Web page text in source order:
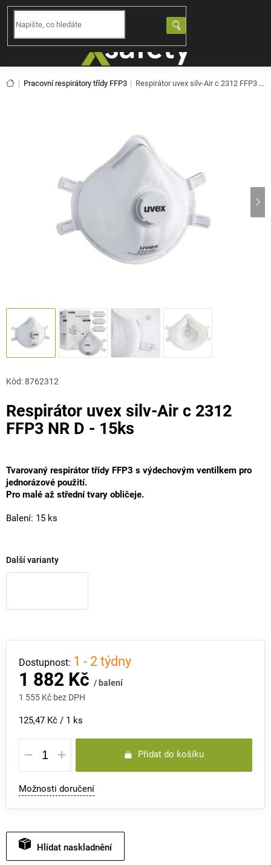
Přejít
obsah
Domů
Pracovní respirátory třídy FFP3 Respirátor uvex silv-Air c 2312 FFP3 NR D - 15ks
Respirátor uvex silv-Air c 2312
FFP3 NR D - 15ks
Kód:8762312
Tvarovaný respirátor třídy FFP3 s výdechovým ventilkem pro
jednorázové použití.
Pro malé až střední tvary obličeje.
Balení: 15 ks
Další varianty
1 882 Kč / balení
1 555 Kč bez DPH
Měrná
cena:
125,47 Kč / 1 ks
1 - 2 týdny
Přidat do košíku
Možnosti doručení
Hlídat